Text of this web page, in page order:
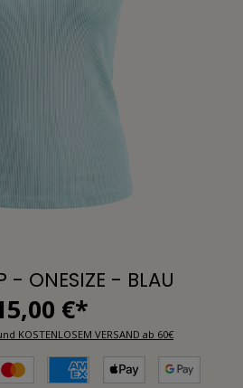
- ONESIZE - BLAU
€*
KOSTENLOSEM VERSAND ab 60€